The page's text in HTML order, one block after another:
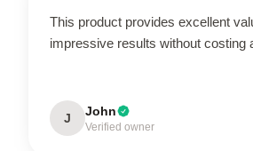
This product provides excellent
impressive results without costing
J John
Verified owner